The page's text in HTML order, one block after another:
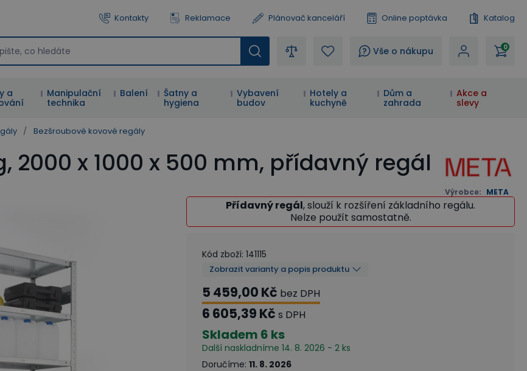
Kontakty Reklamace Plánovač kanceláří Online poptávka Katalog
? Vše o nákupu 0
a
Manipulační
technika
Balení
Šatny a
hygiena
Vybavení
budov
Hotely a
kuchyně
Dům a
zahrada
Akce a
slevy
/ Bezšroubové kovové regály
2000 x 1000 x 500 mm, přídavný regál
Výrobce: META
Přídavný regál, slouží k rozšíření základního regálu.
Nelze použít samostatně.
Kód zboží: 141115
Zobrazit varianty a popis produktu
5 459,00 Kč bez DPH
6 605,39 Kč s DPH
Skladem 6 ks
Další naskladníme 14. 8. 2026 - 2 ks
Doručíme: 11. 8. 2026